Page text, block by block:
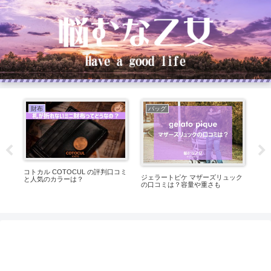
財布
コトカル COTOCUL の評判口コミ
と人気のカラーは？
バッグ
ジェラートピケ マザーズリュック
の口コミは？容量や重さも